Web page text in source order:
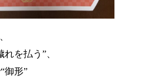
を払う”、
御形”